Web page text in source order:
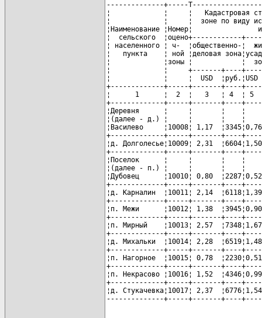
--------------+-----
¦             ¦     ¦   Кадастровая
¦             ¦     ¦  зоне по виду
¦Наименование ¦Номер¦
¦  сельского
¦ населенного ¦ ч-  ¦общественно-¦
¦   пункта    ¦ ной ¦деловая
¦             ¦зоны ¦            ¦
¦             ¦     +-------+----+----
¦             ¦     ¦  USD  ¦руб.¦USD
+-------------+-----+-------+----
¦      1      ¦  2  ¦   3   ¦ 4  ¦ 5
+-------------+-----+-------+----
¦Деревня      ¦     ¦       ¦
¦(далее - д.) ¦     ¦       ¦
¦Василево     ¦10008¦ 1,17
+-------------+-----+-------+----
¦д. Долголесье¦10009¦ 2,31
+-------------+-----+-------+----
¦Поселок      ¦     ¦       ¦
¦(далее - п.) ¦     ¦       ¦
¦Дубовец      ¦10010¦ 0,80
+-------------+-----+-------+----
¦д. Карналин  ¦10011¦ 2,14
+-------------+-----+-------+----
¦п. Межи      ¦10012¦ 1,38
+-------------+-----+-------+----
¦п. Мирный    ¦10013¦ 2,57
+-------------+-----+-------+----
¦д. Михальки  ¦10014¦ 2,28
+-------------+-----+-------+----
¦п. Нагорное  ¦10015¦ 0,78
+-------------+-----+-------+----
¦п. Некрасово ¦10016¦ 1,52
+-------------+-----+-------+----
¦д. Стукачевка¦10017¦ 2,37
--------------+-----+-------+----